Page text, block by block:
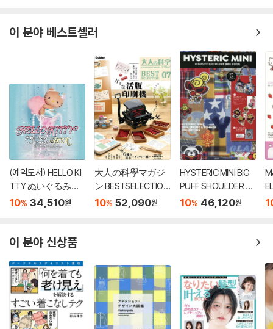
이 분야 베스트셀러
(예약도서) HELLO KI
TTY ぬいぐるみチ
ャ-ムBOOK shell pe
10% 34,510원
大人の科學マガジ
ン BESTSELECTION
07 小さな活版印刷
10% 52,090원
HYSTERIC MINI BIG
PUFF SHOULDER B
AG BOOK
10% 46,120원
이 분야 신상품